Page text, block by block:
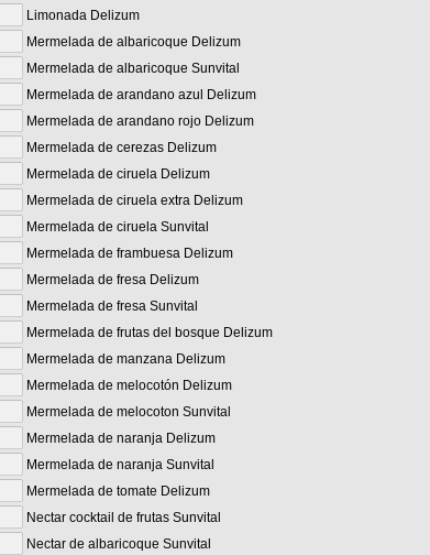
Limonada Delizum
Mermelada de albaricoque Delizum
Mermelada de albaricoque Sunvital
Mermelada de arandano azul Delizum
Mermelada de arandano rojo Delizum
Mermelada de cerezas Delizum
Mermelada de ciruela Delizum
Mermelada de ciruela extra Delizum
Mermelada de ciruela Sunvital
Mermelada de frambuesa Delizum
Mermelada de fresa Delizum
Mermelada de fresa Sunvital
Mermelada de frutas del bosque Delizum
Mermelada de manzana Delizum
Mermelada de melocotón Delizum
Mermelada de melocoton Sunvital
Mermelada de naranja Delizum
Mermelada de naranja Sunvital
Mermelada de tomate Delizum
Nectar cocktail de frutas Sunvital
Nectar de albaricoque Sunvital